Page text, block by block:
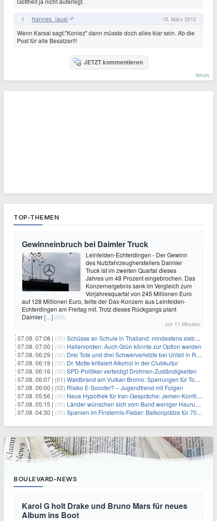
1 hannes_lausi 15. März 2012
Wenn Karsai sagt:"Koniez" dann müsste doch alles klar sein. Ab die
Post für alle Besatzer!!!
JETZT kommentieren
forum
TOP-THEMEN
Gewinneinbruch bei Daimler Truck
Leinfelden-Echterdingen - Der Gewinn
des Nutzfahrzeugherstellers Daimler
Truck ist im zweiten Quartal dieses
Jahres um 48 Prozent eingebrochen. Das
Konzernergebnis sank im Vergleich zum
Vorjahresquartal von 245 Millionen Euro
auf 128 Millionen Euro, teilte der Dax-Konzern aus Leinfelden-
Echterdingen am Freitag mit. Trotz dieses Rückgangs plant
Daimler[…] (00)
vor 11 Minuten
07.08. 07:08 | (00) Schüsse an Schule in Thailand: mindestens sieben Tote
07.08. 07:00 | (00) Hallervorden: Auch Grün könnte zur Option werden
07.08. 06:29 | (00) Drei Tote und drei Schwerverletzte bei Unfall in Rheinland-Pfalz
07.08. 06:19 | (00) Dr. Motte kritisiert Alkohol in der Clubkultur
07.08. 06:16 | (00) SPD-Politiker verteidigt Drohnen-Zuständigkeiten
07.08. 06:07 | (01) Waldbrand am Vulkan Bromo: Sperrungen für Touristen
07.08. 06:00 | (02) Risiko E-Scooter? – Jugendtrend mit Folgen
07.08. 05:56 | (00) Neue Hypothek für Iran-Gespräche: Jemen-Konflikt eskaliert
07.08. 05:15 | (00) Länder wünschen sich vom Bund weniger Hauruck-Gesetzgebung
07.08. 04:30 | (00) Spanien im Finsternis-Fieber: Balkonplätze für 700 Euro
BOULEVARD-NEWS
Karol G holt Drake und Bruno Mars für neues
Album ins Boot